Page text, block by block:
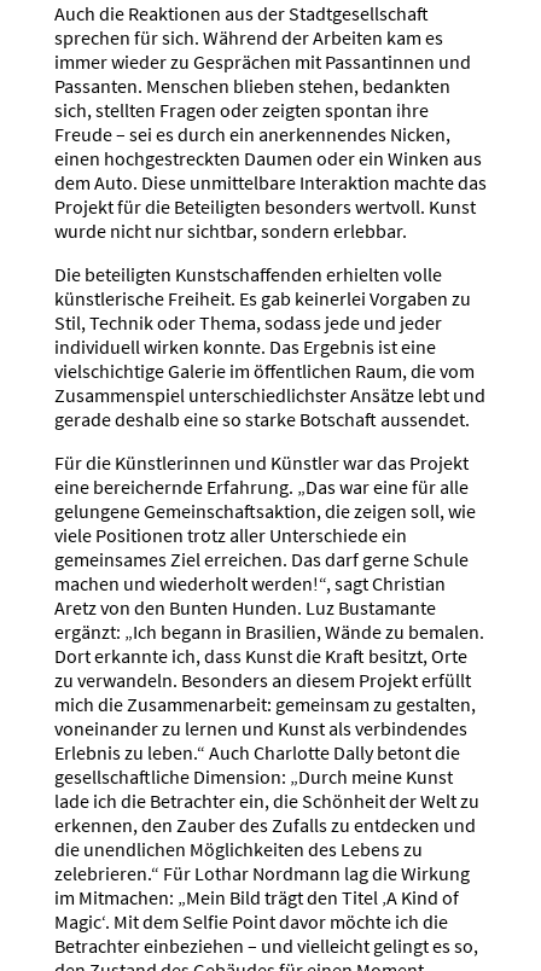
Auch die Reaktionen aus der Stadtgesellschaft
sprechen für sich. Während der Arbeiten kam es
immer wieder zu Gesprächen mit Passantinnen und
Passanten. Menschen blieben stehen, bedankten
sich, stellten Fragen oder zeigten spontan ihre
Freude – sei es durch ein anerkennendes Nicken,
einen hochgestreckten Daumen oder ein Winken aus
dem Auto. Diese unmittelbare Interaktion machte das
Projekt für die Beteiligten besonders wertvoll. Kunst
wurde nicht nur sichtbar, sondern erlebbar.
Die beteiligten Kunstschaffenden erhielten volle
künstlerische Freiheit. Es gab keinerlei Vorgaben zu
Stil, Technik oder Thema, sodass jede und jeder
individuell wirken konnte. Das Ergebnis ist eine
vielschichtige Galerie im öffentlichen Raum, die vom
Zusammenspiel unterschiedlichster Ansätze lebt und
gerade deshalb eine so starke Botschaft aussendet.
Für die Künstlerinnen und Künstler war das Projekt
eine bereichernde Erfahrung. „Das war eine für alle
gelungene Gemeinschaftsaktion, die zeigen soll, wie
viele Positionen trotz aller Unterschiede ein
gemeinsames Ziel erreichen. Das darf gerne Schule
machen und wiederholt werden!“, sagt Christian
Aretz von den Bunten Hunden. Luz Bustamante
ergänzt: „Ich begann in Brasilien, Wände zu bemalen.
Dort erkannte ich, dass Kunst die Kraft besitzt, Orte
zu verwandeln. Besonders an diesem Projekt erfüllt
mich die Zusammenarbeit: gemeinsam zu gestalten,
voneinander zu lernen und Kunst als verbindendes
Erlebnis zu leben.“ Auch Charlotte Dally betont die
gesellschaftliche Dimension: „Durch meine Kunst
lade ich die Betrachter ein, die Schönheit der Welt zu
erkennen, den Zauber des Zufalls zu entdecken und
die unendlichen Möglichkeiten des Lebens zu
zelebrieren.“ Für Lothar Nordmann lag die Wirkung
im Mitmachen: „Mein Bild trägt den Titel ‚A Kind of
Magic‘. Mit dem Selfie Point davor möchte ich die
Betrachter einbeziehen – und vielleicht gelingt es so,